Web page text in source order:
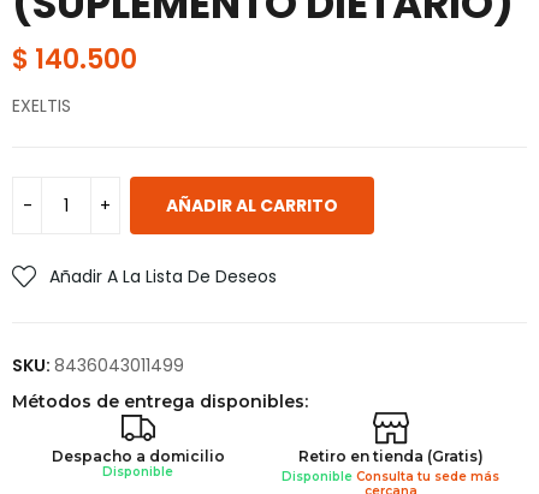
$ 140.500
EXELTIS
AÑADIR AL CARRITO
Añadir A La Lista De Deseos
SKU: 8436043011499
Métodos de entrega disponibles:
Despacho a domicilio
Disponible
Retiro en tienda (Gratis)
DisponibleConsulta tu sede más